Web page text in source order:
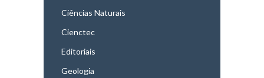
Ciências Naturais
Cienctec
Editoriais
Geologia